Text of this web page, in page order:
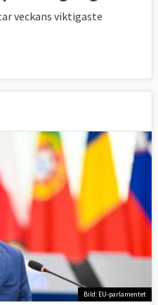
veckans viktigaste
Bild: EU-parlamentet